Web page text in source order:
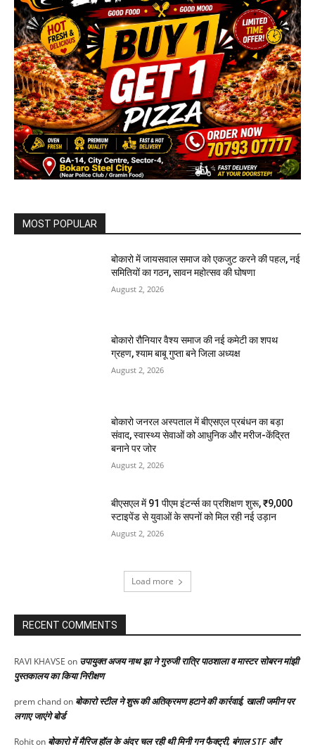
MOST POPULAR
बोकारो में जायसवाल समाज को एकजुट करने की पहल, नई
समितियों का गठन, सावन महोत्सव की घोषणा
August 2, 2026
बोकारो रौनियार वैश्य समाज की नई कमेटी का शपथ
ग्रहण, श्याम बाबू गुप्ता बने जिला अध्यक्ष
August 2, 2026
बोकारो जनरल अस्पताल में बीएसएल प्रबंधन का बड़ा
संवाद, स्वास्थ्य सेवाओं को आधुनिक और मरीज-केंद्रित
बनाने पर जोर
August 2, 2026
बीएसएल में 91 पीएम इंटर्न्स का प्रशिक्षण शुरू, ₹9,000
स्टाइपेंड से युवाओं के सपनों को मिल रही नई उड़ान
August 2, 2026
Load more
RECENT COMMENTS
RAVI KHAVSE on उपायुक्त अजय नाथ झा ने गुरुजी रात्रि पाठशाला व मास्टर सोबरन मांझी
पुस्तकालय का किया निरीक्षण
prem chandon बोकारो स्टील ने शुरू की अतिक्रमण हटाने की कार्रवाई, खाली जमीन पर
लगाए जाएंगे बोर्ड
Rohiton बोकारो में मैरिज हॉल के अंदर चल रही थी मिनी गन फैक्ट्री, बंगाल STF और